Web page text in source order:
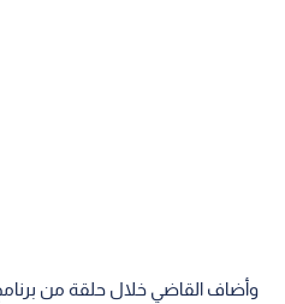
وأضاف القاضي خلال حلقة من